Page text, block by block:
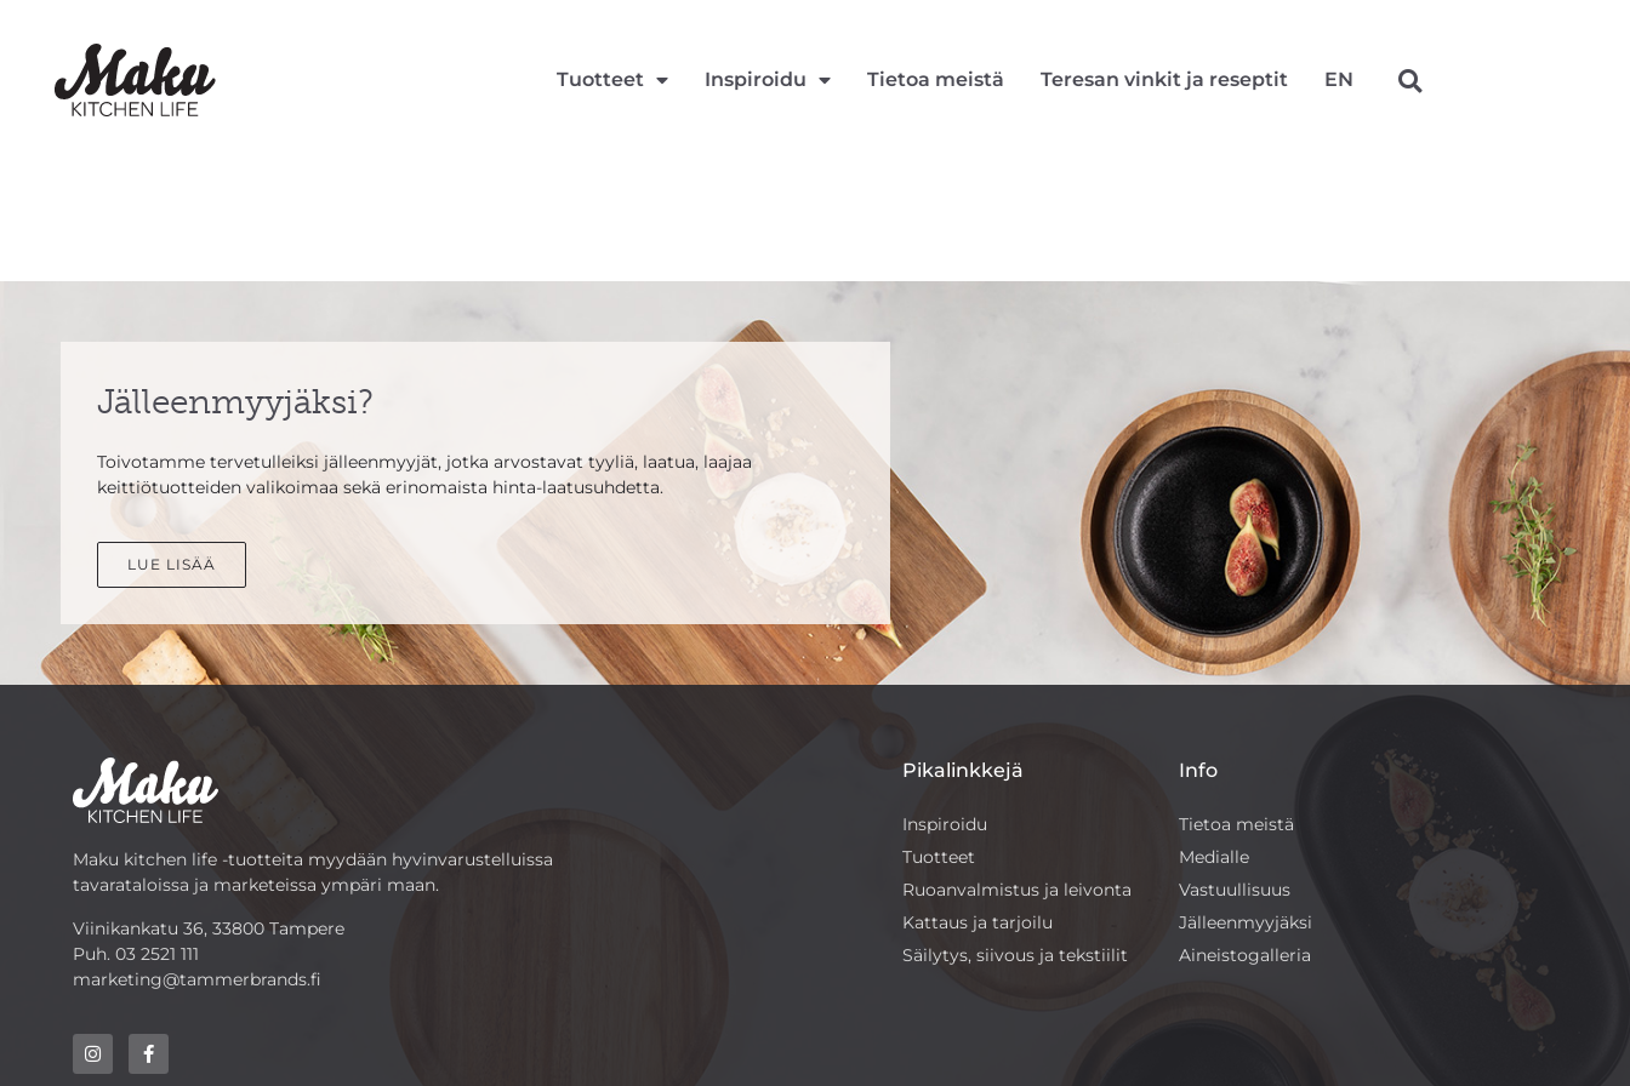
Tuotteet Inspiroidu Tietoa meistä Teresan vinkit ja reseptit EN
Jälleenmyyjäksi?
Toivotamme tervetulleiksi jälleenmyyjät, jotka arvostavat tyyliä, laatua, laajaa
keittiötuotteiden valikoimaa sekä erinomaista hinta-laatusuhdetta.
LUE LISÄÄ
Maku kitchen life -tuotteita myydään hyvinvarustelluissa
tavarataloissa ja marketeissa ympäri maan.
Viinikankatu 36, 33800 Tampere
Puh. 03 2521 111
marketing@tammerbrands.fi
Pikalinkkejä
Inspiroidu
Tuotteet
Ruoanvalmistus ja leivonta
Kattaus ja tarjoilu
Säilytys, siivous ja tekstiilit
Info
Tietoa meistä
Medialle
Vastuullisuus
Jälleenmyyjäksi
Aineistogalleria